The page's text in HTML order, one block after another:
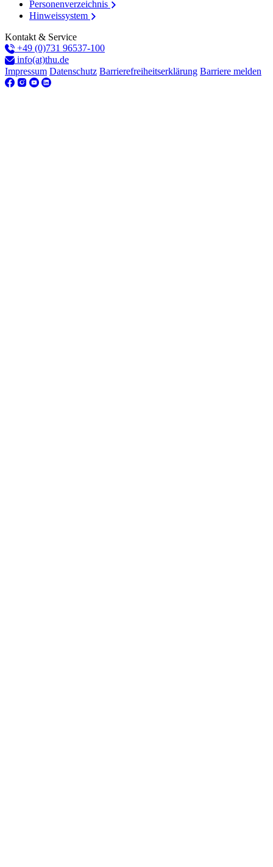
Personenverzeichnis
Hinweissystem
Kontakt & Service
+49 (0)731 96537-100
info(at)thu.de
Impressum Datenschutz Barrierefreiheitserklärung Barriere melden